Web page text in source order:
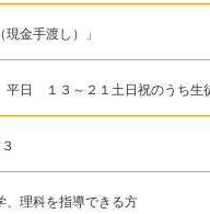
現金手渡し）」
日 １３～２１土日祝のうち生
、理科を指導できる方